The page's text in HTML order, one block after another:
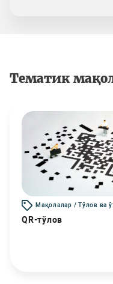
Тематик
Мақолалар / Тўлов ва
QR-тўлов